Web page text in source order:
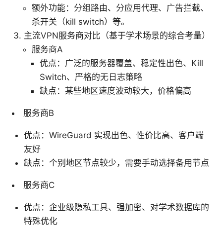
额外功能：分组路由、分应用代理、广告拦截、
杀开关（kill switch）等。
主流VPN服务商对比（基于学术场景的综合考量）
服务商A
优点：广泛的服务器覆盖、稳定性出色、Kill
Switch、严格的无日志策略
缺点：某些地区速度波动较大，价格偏高
服务商B
优点：WireGuard 实现出色、性价比高、客户端
友好
缺点：个别地区节点较少，需要手动选择备用节点
服务商C
优点：企业级隐私工具、强加密、对学术数据库的
特殊优化